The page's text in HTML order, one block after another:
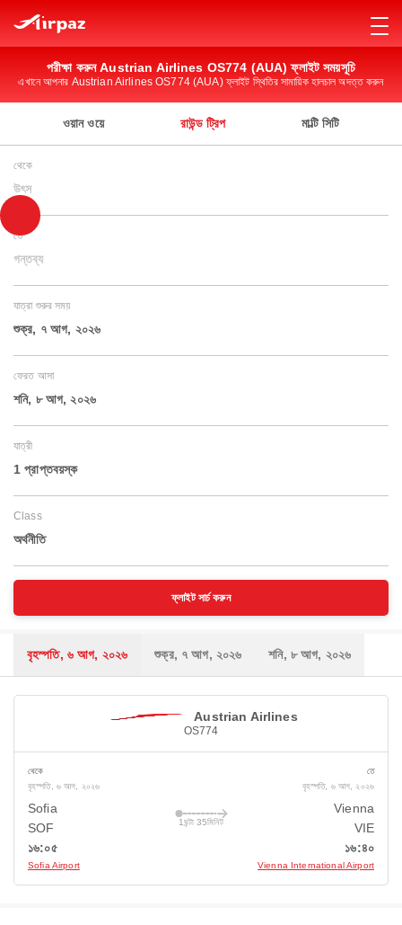
পরীক্ষা করুন Austrian Airlines OS774 (AUA) ফ্লাইট সময়সূচি
এখানে আপনার Austrian Airlines OS774 (AUA) ফ্লাইট স্থিতির সামায়িক হালচাল অদত্ত করুন
ওয়ান ওয়ে রাউন্ড ট্রিপ মাল্টি সিটি
থেকে
উৎস
তে
গন্তব্য
যাত্রা শুরুর সময়
শুক্র, ৭ আগ, ২০২৬
ফেরত আসা
শনি, ৮ আগ, ২০২৬
যাত্রী
1 প্রাপ্তবয়স্ক
Class
অর্থনীতি
ফ্লাইট সার্চ করুন
বৃহস্পতি, ৬ আগ, ২০২৬ শুক্র, ৭ আগ, ২০২৬ শনি, ৮ আগ, ২০২৬
Austrian Airlines
OS774
থেকে
বৃহস্পতি, ৬ আগ, ২০২৬
Sofia
SOF
১৬:০৫
Sofia Airport
1ঘন্টা 35মিনিট
তে
বৃহস্পতি, ৬ আগ, ২০২৬
Vienna
VIE
১৬:৪০
Vienna International Airport